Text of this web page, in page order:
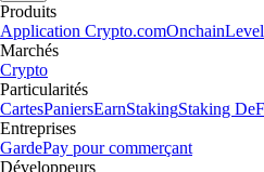
Produits
Application Crypto.comOnchain
Marchés
Crypto
Particularités
CartesPaniersEarnStakingStaking
Entreprises
GardePay pour commerçant
Développeurs